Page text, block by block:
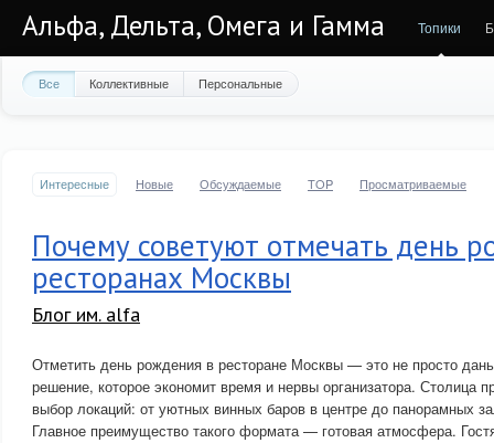
Альфа, Дельта, Омега и Гамма Топики
Все Коллективные Персональные
Интересные Новые Обсуждаемые TOP Просматриваемые
Почему советуют отмечать день
ресторанах Москвы
Блог им. alfa
Отметить день рождения в ресторане Москвы — это не просто
решение, которое экономит время и нервы организатора. Столица
выбор локаций: от уютных винных баров в центре до панорамных
Главное преимущество такого формата — готовая атмосфера.